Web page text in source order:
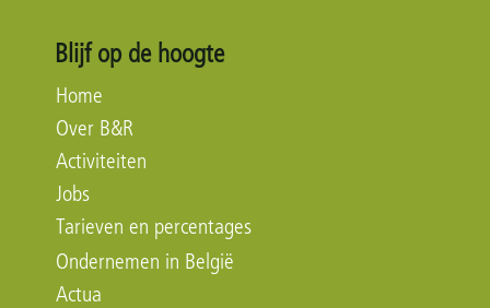
Blijf op de hoogte
Home
Over B&R
Activiteiten
Jobs
Tarieven en percentages
Ondernemen in België
Actua